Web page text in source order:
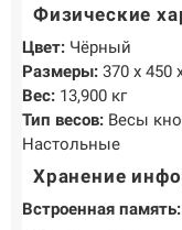
Самая актуальная и
технической
НОВОСТИ ЖУРНАЛ
+7 (495) 518-94-
Физические
Цвет: Чёрный
Размеры: 370 х 450
Вес: 13,900 кг
Тип весов: Весы
Настольные
Хранение
Встроенная память: